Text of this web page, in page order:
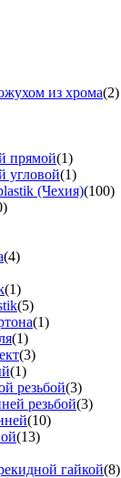
из хрома(2)
прямой(1)
угловой(1)
(Чехия)(100)
(4)
(1)
(5)
(1)
(1)
(3)
(1)
резьбой(3)
резьбой(3)
(10)
(13)
гайкой(8)